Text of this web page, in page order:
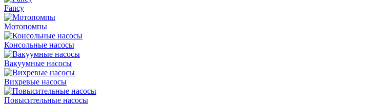
Fancy
Мотопомпы
Консольные насосы
Вакуумные насосы
Вихревые насосы
Повысительные насосы